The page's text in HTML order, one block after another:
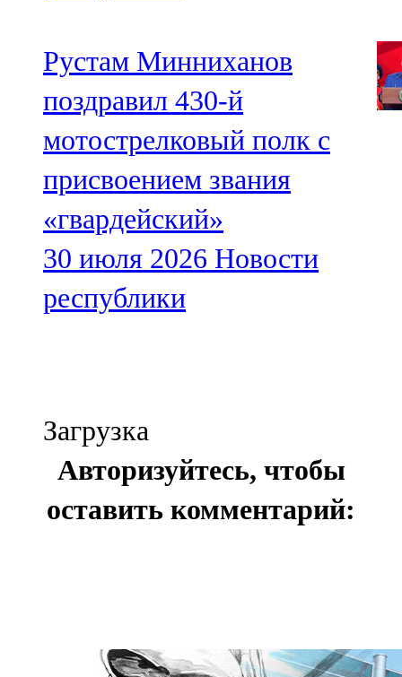
Рустам Минниханов
поздравил 430-й
мотострелковый полк с
присвоением звания
«гвардейский»
30 июля 2026 Новости
республики
Загрузка
Авторизуйтесь, чтобы
оставить комментарий: